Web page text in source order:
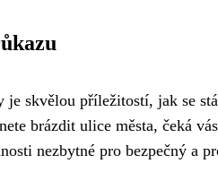
skvělou příležitostí, jak se
brázdit ulice města, čeká
nezbytné pro bezpečný a